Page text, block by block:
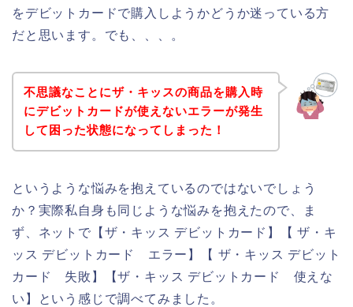
をデビットカードで購入しようかどうか迷っている方
だと思います。でも、、、。
不思議なことにザ・キッスの商品を購入時
にデビットカードが使えないエラーが発生
して困った状態になってしまった！
というような悩みを抱えているのではないでしょう
か？実際私自身も同じような悩みを抱えたので、ま
ず、ネットで【ザ・キッス デビットカード】【 ザ・キ
ッス デビットカード エラー】【 ザ・キッス デビット
カード 失敗】【ザ・キッス デビットカード 使えな
い】という感じで調べてみました。